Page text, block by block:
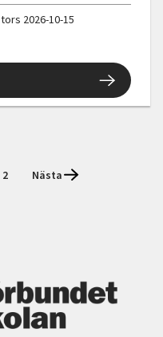
tors 2026-10-15
2 Nästa